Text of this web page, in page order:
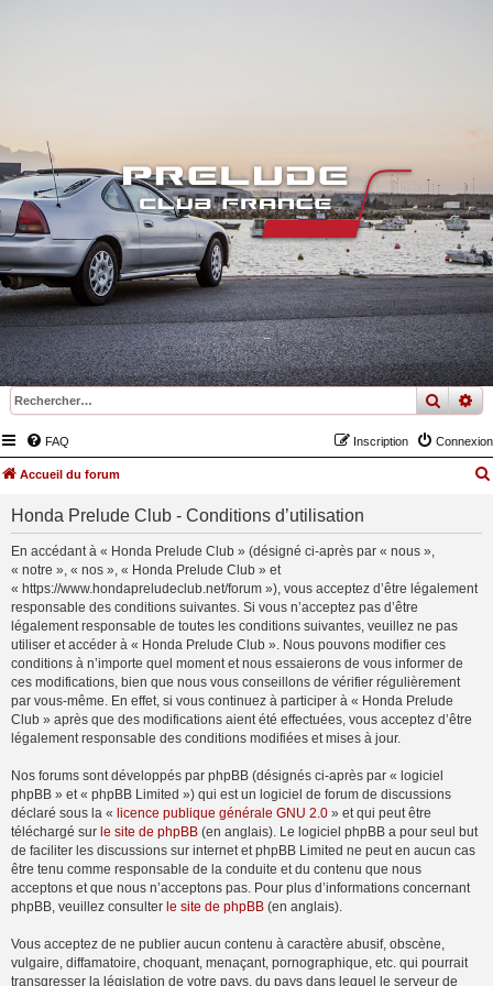
FAQ Connexion
Inscription
Accueil du forum
Honda Prelude Club - Conditions d’utilisation
En accédant à « Honda Prelude Club » (désigné ci-après par « nous »,
« notre », « nos », « Honda Prelude Club » et
« https://www.hondapreludeclub.net/forum »), vous acceptez d’être légalement
responsable des conditions suivantes. Si vous n’acceptez pas d’être
légalement responsable de toutes les conditions suivantes, veuillez ne pas
utiliser et accéder à « Honda Prelude Club ». Nous pouvons modifier ces
conditions à n’importe quel moment et nous essaierons de vous informer de
ces modifications, bien que nous vous conseillons de vérifier régulièrement
par vous-même. En effet, si vous continuez à participer à « Honda Prelude
Club » après que des modifications aient été effectuées, vous acceptez d’être
légalement responsable des conditions modifiées et mises à jour.
Nos forums sont développés par phpBB (désignés ci-après par « logiciel
phpBB » et « phpBB Limited ») qui est un logiciel de forum de discussions
déclaré sous la « licence publique générale GNU 2.0 » et qui peut être
téléchargé sur le site de phpBB (en anglais). Le logiciel phpBB a pour seul but
de faciliter les discussions sur internet et phpBB Limited ne peut en aucun cas
être tenu comme responsable de la conduite et du contenu que nous
acceptons et que nous n’acceptons pas. Pour plus d’informations concernant
phpBB, veuillez consulter le site de phpBB (en anglais).
Vous acceptez de ne publier aucun contenu à caractère abusif, obscène,
vulgaire, diffamatoire, choquant, menaçant, pornographique, etc. qui pourrait
transgresser la législation de votre pays, du pays dans lequel le serveur de